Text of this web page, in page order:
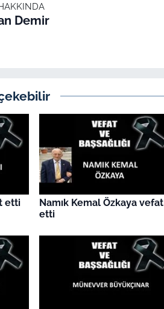
Demir
etti
Namık Kemal Özkaya vefat
etti